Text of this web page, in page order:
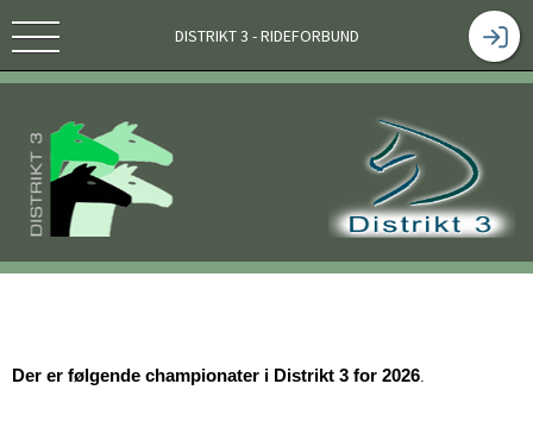
DISTRIKT 3 - RIDEFORBUND
Der er følgende championater i Distrikt 3 for 2026